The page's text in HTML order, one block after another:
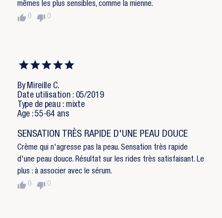
mêmes les plus sensibles, comme la mienne.
thumb_up 0 thumb_down 0
By Mireille C.
Date utilisation : 05/2019
Type de peau : mixte
Age : 55-64 ans
SENSATION TRÈS RAPIDE D'UNE PEAU DOUCE
Crème qui n'agresse pas la peau. Sensation très rapide
d'une peau douce. Résultat sur les rides très satisfaisant. Le
plus : à associer avec le sérum.
thumb_up 0 thumb_down 0